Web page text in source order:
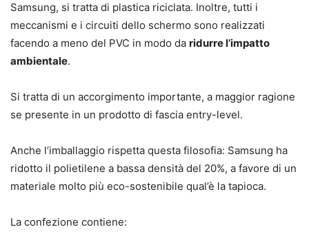
Samsung, si tratta di plastica riciclata. Inoltre, tutti i
meccanismi e i circuiti dello schermo sono realizzati
facendo a meno del PVC in modo da ridurre l’impatto
ambientale.
Si tratta di un accorgimento importante, a maggior ragione
se presente in un prodotto di fascia entry-level.
Anche l’imballaggio rispetta questa filosofia: Samsung ha
ridotto il polietilene a bassa densità del 20%, a favore di un
materiale molto più eco-sostenibile qual’è la tapioca.
La confezione contiene: